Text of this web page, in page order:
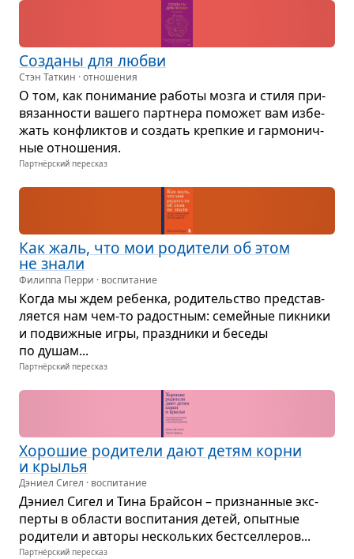
Созданы для любви
Стэн Таткин · отношения
О том, как пони­ма­ние работы мозга и стиля при­
вя­зан­но­сти вашего парт­нера помо­жет вам избе­
жать кон­флик­тов и создать креп­кие и гар­мо­нич­
ные отно­ше­ния.
Партнёрский пересказ
Как жаль, что мои роди­тели об этом
не знали
Филиппа Перри · воспитание
Когда мы ждем ребенка, роди­тель­ство пред­став­
ля­ется нам чем-то радост­ным: семей­ные пик­ники
и подвиж­ные игры, празд­ники и беседы
по душам...
Партнёрский пересказ
Хоро­шие роди­тели дают детям корни
и кры­лья
Дэниел Сигел · воспитание
Дэниел Сигел и Тина Брай­сон – при­знан­ные экс­
перты в обла­сти вос­пи­та­ния детей, опыт­ные
роди­тели и авторы несколь­ких бест­сел­ле­ров...
Партнёрский пересказ